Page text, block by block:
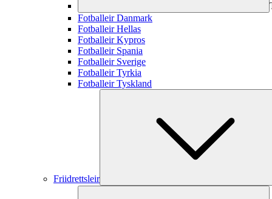
Fotballeir Danmark
Fotballeir Hellas
Fotballeir Kypros
Fotballeir Spania
Fotballeir Sverige
Fotballeir Tyrkia
Fotballeir Tyskland
Friidrettsleir